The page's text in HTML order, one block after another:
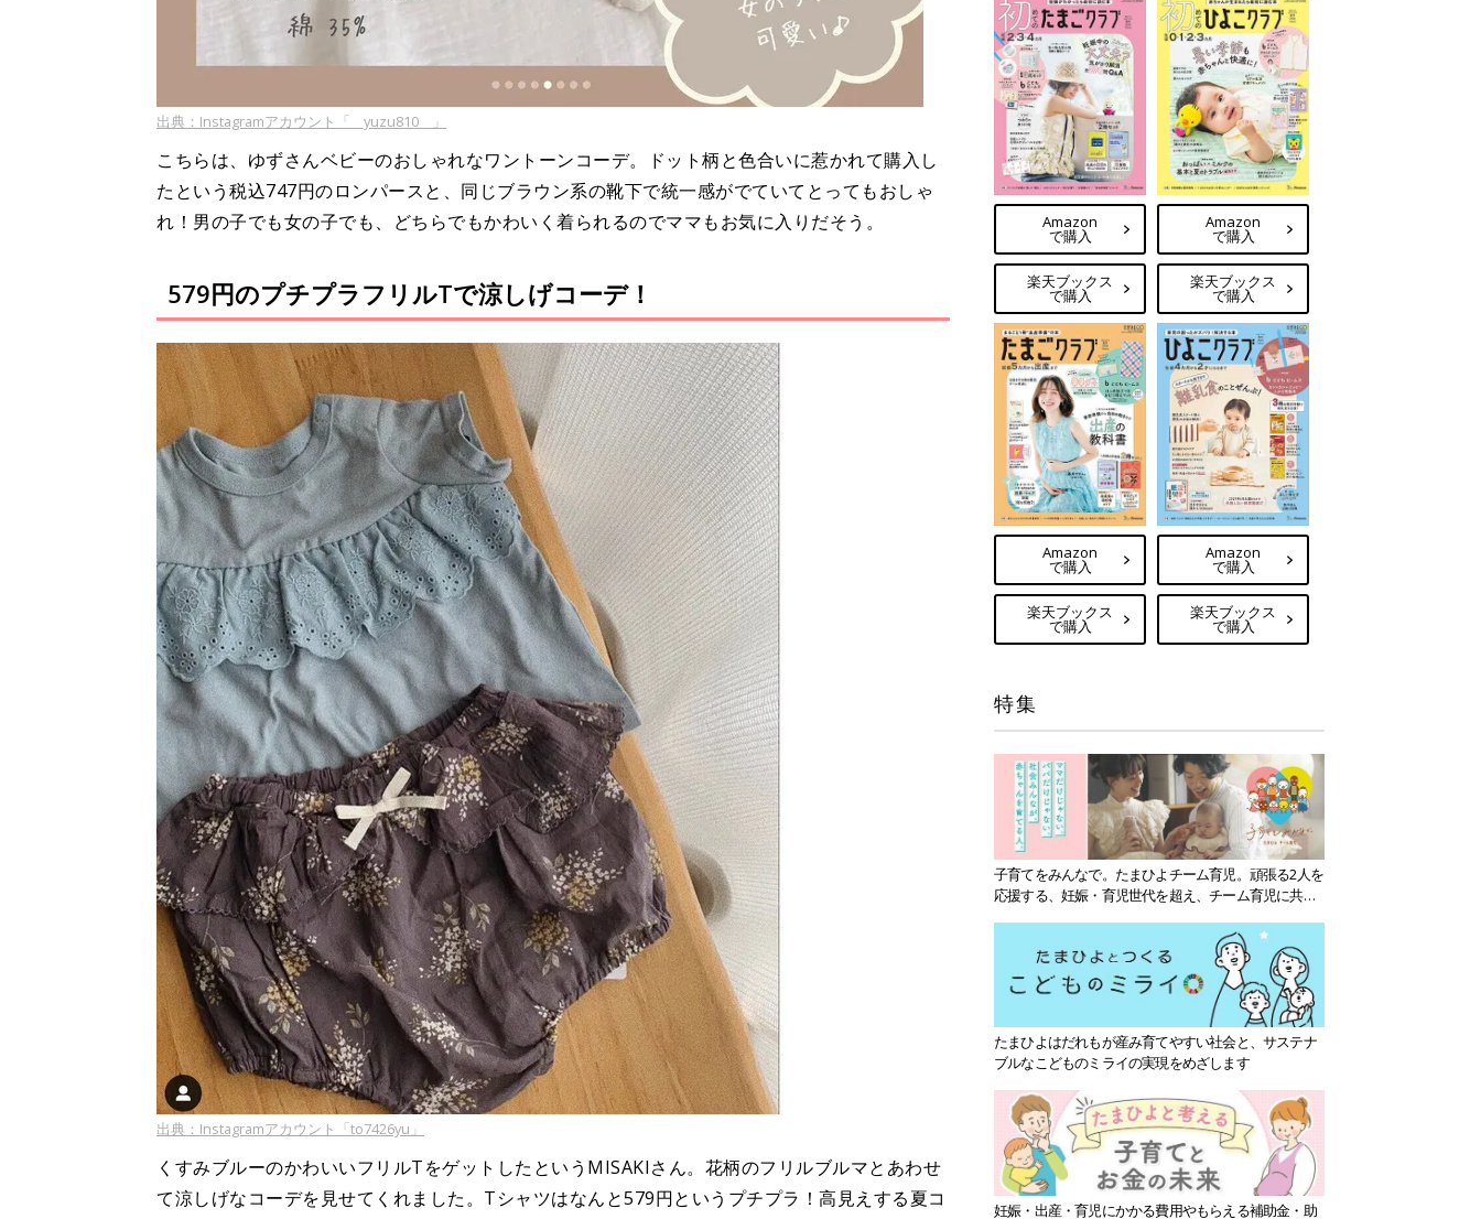
出典：Instagramアカウント「__yuzu810__」
こちらは、ゆずさんベビーのおしゃれなワントーンコーデ。ドット柄と色合いに惹かれて購入し
たという税込747円のロンパースと、同じブラウン系の靴下で統一感がでていてとってもおしゃ
れ！男の子でも女の子でも、どちらでもかわいく着られるのでママもお気に入りだそう。
579円のプチプラフリルTで涼しげコーデ！
出典：Instagramアカウント「to7426yu」
くすみブルーのかわいいフリルTをゲットしたというMISAKIさん。花柄のフリルブルマとあわせ
て涼しげなコーデを見せてくれました。Tシャツはなんと579円というプチプラ！高見えする夏コ
Amazon
で購入
楽天ブックス
で購入
Amazon
で購入
楽天ブックス
で購入
Amazon
で購入
楽天ブックス
で購入
Amazon
で購入
楽天ブックス
で購入
特集
子育てをみんなで。たまひよチーム育児。頑張る2人を
応援する、妊娠・育児世代を超え、チーム育児に共感
たまひよはだれもが産み育てやすい社会と、サステナ
ブルなこどものミライの実現をめざします
妊娠・出産・育児にかかる費用やもらえる補助金・助